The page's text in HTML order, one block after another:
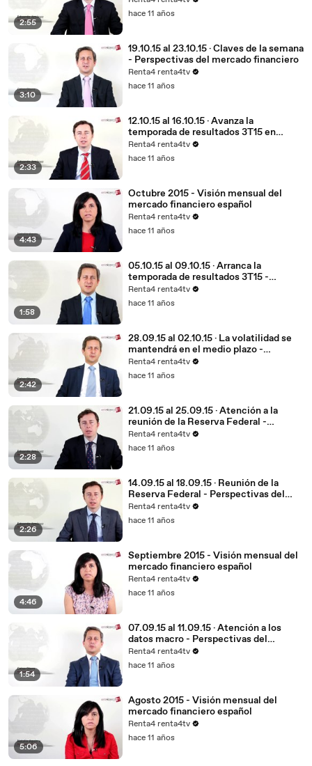
2:55
hace 11 años
3:10
19.10.15 al 23.10.15 · Claves de la semana
- Perspectivas del mercado financiero
Renta4 renta4tv
hace 11 años
2:33
12.10.15 al 16.10.15 · Avanza la
temporada de resultados 3T15 en
EEUU - Perspectivas del mercado
financiero
Renta4 renta4tv
hace 11 años
4:43
Octubre 2015 - Visión mensual del
mercado financiero español
Renta4 renta4tv
hace 11 años
1:58
05.10.15 al 09.10.15 · Arranca la
temporada de resultados 3T15 -
Perspectivas del mercado financiero
Renta4 renta4tv
hace 11 años
2:42
28.09.15 al 02.10.15 · La volatilidad se
mantendrá en el medio plazo -
Perspectivas del mercado financiero
Renta4 renta4tv
hace 11 años
2:28
21.09.15 al 25.09.15 · Atención a la
reunión de la Reserva Federal -
Perspectivas del mercado financiero
Renta4 renta4tv
hace 11 años
2:26
14.09.15 al 18.09.15 · Reunión de la
Reserva Federal - Perspectivas del
mercado financiero
Renta4 renta4tv
hace 11 años
4:46
Septiembre 2015 - Visión mensual del
mercado financiero español
Renta4 renta4tv
hace 11 años
1:54
07.09.15 al 11.09.15 · Atención a los
datos macro - Perspectivas del
mercado financiero
Renta4 renta4tv
hace 11 años
5:06
Agosto 2015 - Visión mensual del
mercado financiero español
Renta4 renta4tv
hace 11 años